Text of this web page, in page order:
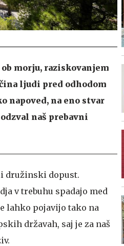
morju, raziskovanjem
ljudi pred odhodom
napoved, na eno stvar
naš prebavni
družinski dopust.
v trebuhu spadajo med
lahko pojavijo tako na
državah, saj je za naš